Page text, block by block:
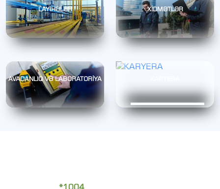
LAYİHƏLƏR XİDMƏTLƏR
AVADANLIQ VƏ LABORATORİYA